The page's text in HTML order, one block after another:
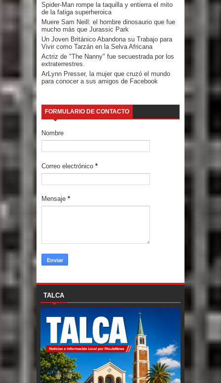
Spider-Man rompe la taquilla y entierra el mito
de la fatiga superheroica
Muere Sam Neill: el hombre dinosaurio que fue
mucho más que Jurassic Park
Un Joven Británico Abandona su Trabajo para
Vivir como Tarzán en la Selva Africana
Actriz de "The Nanny" fue secuestrada por los
extraterrestres.
ArLynn Presser, la mujer que cruzó el mundo
para conocer a sus amigos de Facebook
FORMULARIO DE CONTACTO
Nombre
Correo electrónico *
Mensaje *
TALCA